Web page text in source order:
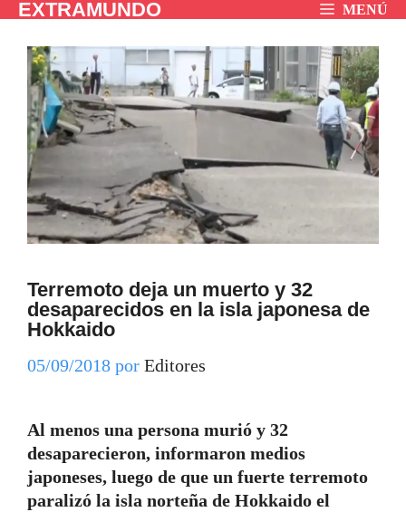
Saltar
contenido
EXTRAMUNDO MENÚ
Terremoto deja un muerto y 32
desaparecidos en la isla japonesa de
Hokkaido
05/09/2018 por Editores
Al menos una persona murió y 32
desaparecieron, informaron medios
japoneses, luego de que un fuerte terremoto
paralizó la isla norteña de Hokkaido el